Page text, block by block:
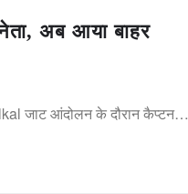
अब आया बाहर
जाट आंदोलन के दौरान कैप्टन…